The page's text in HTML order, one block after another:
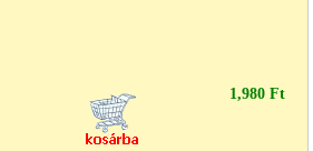
1,980 Ft